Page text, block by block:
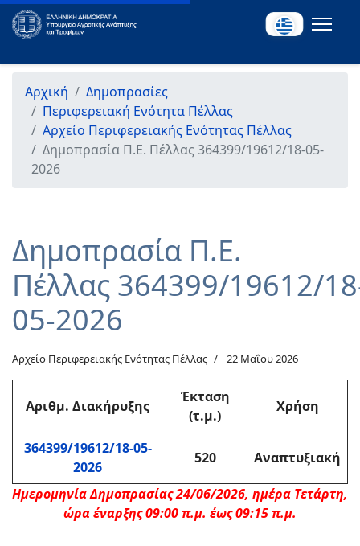
Αρχική
Δημοπρασίες
Περιφερειακή Ενότητα Πέλλας
Αρχείο Περιφερειακής Ενότητας Πέλλας
Δημοπρασία Π.Ε. Πέλλας 364399/19612/18-05-
2026
Δημοπρασία Π.Ε.
Πέλλας 364399/19612/
05-2026
Αρχείο Περιφερειακής Ενότητας Πέλλας 22 Μαΐου 2026
Αριθμ. Διακήρυξης
Έκταση
(τ.μ.)
Χρήση
364399/19612/18-05-
2026
520 Αναπτυξιακή
Ημερομηνία Δημοπρασίας 24/06/2026, ημέρα Τετάρτη,
ώρα έναρξης 09:00 π.μ. έως 09:15 π.μ.